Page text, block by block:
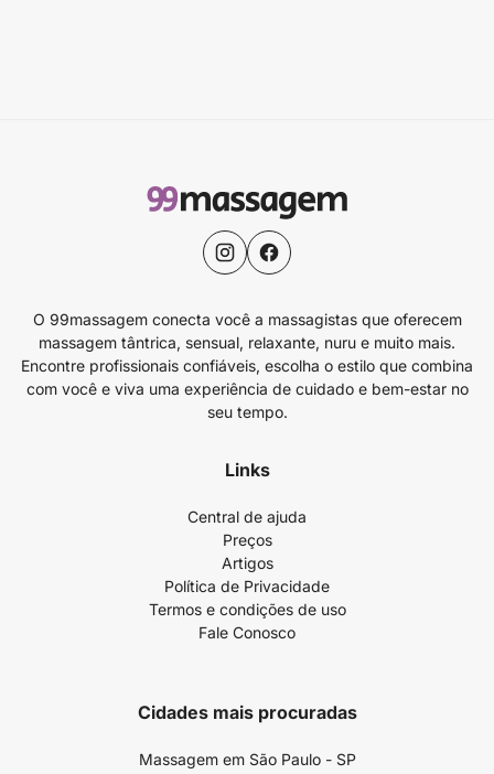
O 99massagem conecta você a massagistas que oferecem
massagem tântrica, sensual, relaxante, nuru e muito mais.
Encontre profissionais confiáveis, escolha o estilo que combina
com você e viva uma experiência de cuidado e bem-estar no
seu tempo.
Links
Central de ajuda
Preços
Artigos
Política de Privacidade
Termos e condições de uso
Fale Conosco
Cidades mais procuradas
Massagem em São Paulo - SP